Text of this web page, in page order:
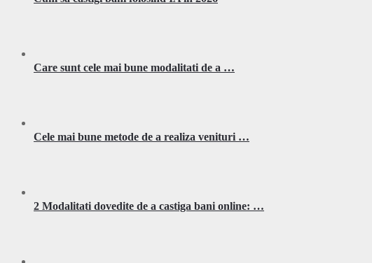
Care sunt cele mai bune modalitati de a …
Cele mai bune metode de a realiza venituri …
2 Modalitati dovedite de a castiga bani online: …